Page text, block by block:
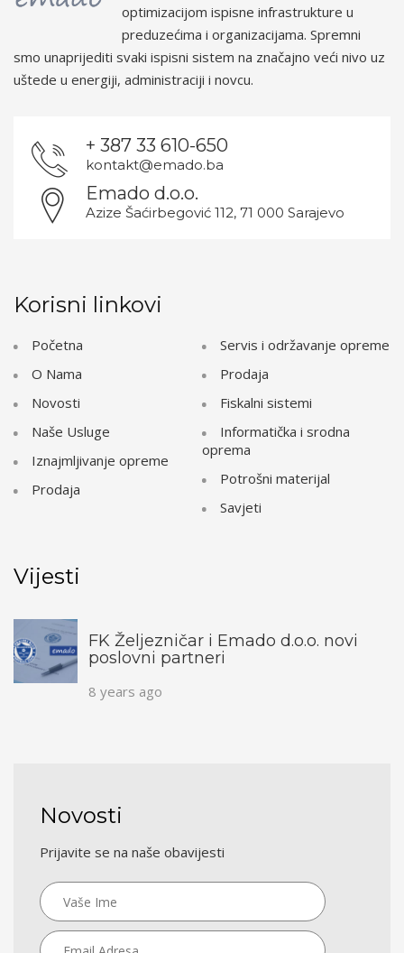
optimizacijom ispisne infrastrukture u
preduzećima i organizacijama. Spremni
smo unaprijediti svaki ispisni sistem na značajno veći nivo uz
uštede u energiji, administraciji i novcu.
+ 387 33 610-650
kontakt@emado.ba
Emado d.o.o.
Azize Šaćirbegović 112, 71 000 Sarajevo
Korisni linkovi
Početna
O Nama
Novosti
Naše Usluge
Iznajmljivanje opreme
Prodaja
Servis i održavanje opreme
Prodaja
Fiskalni sistemi
Informatička i srodna
oprema
Potrošni materijal
Savjeti
Vijesti
FK Željezničar i Emado d.o.o. novi
poslovni partneri
8 years ago
Novosti
Prijavite se na naše obavijesti